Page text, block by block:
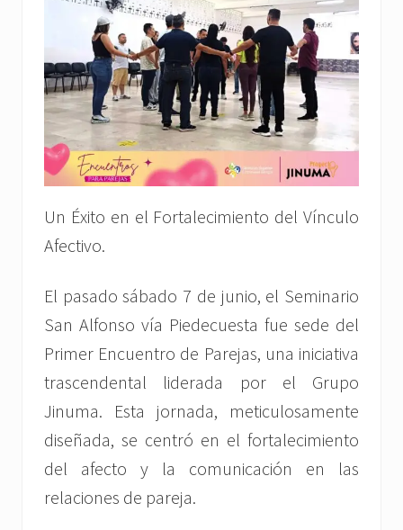
Un Éxito en el Fortalecimiento del Vínculo
Afectivo.
El pasado sábado 7 de junio, el Seminario
San Alfonso vía Piedecuesta fue sede del
Primer Encuentro de Parejas, una iniciativa
trascendental liderada por el Grupo
Jinuma. Esta jornada, meticulosamente
diseñada, se centró en el fortalecimiento
del afecto y la comunicación en las
relaciones de pareja.